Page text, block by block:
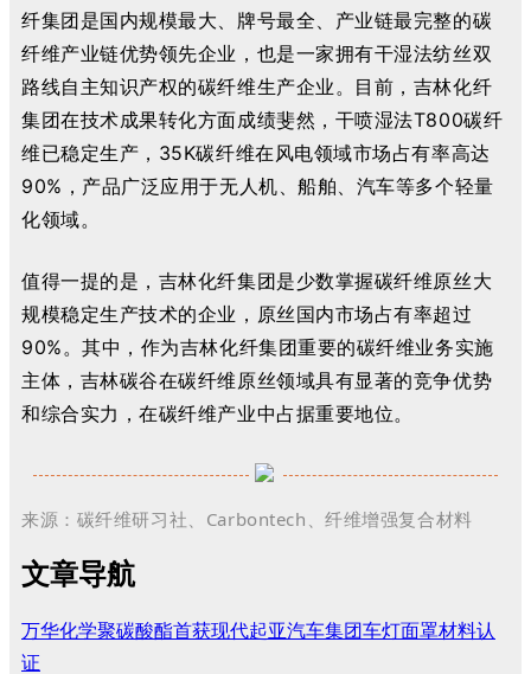
纤集团是国内规模最大、牌号最全、产业链最完整的碳
纤维产业链优势领先企业，也是一家拥有干湿法纺丝双
路线自主知识产权的碳纤维生产企业。目前，吉林化纤
集团在技术成果转化方面成绩斐然，干喷湿法T800碳纤
维已稳定生产，35K碳纤维在风电领域市场占有率高达
90%，产品广泛应用于无人机、船舶、汽车等多个轻量
化领域。
值得一提的是，吉林化纤集团是少数掌握碳纤维原丝大
规模稳定生产技术的企业，原丝国内市场占有率超过
90%。其中，作为吉林化纤集团重要的碳纤维业务实施
主体，吉林碳谷在碳纤维原丝领域具有显著的竞争优势
和综合实力，在碳纤维产业中占据重要地位。
来源：碳纤维研习社、Carbontech、纤维增强复合材料
文章导航
万华化学聚碳酸酯首获现代起亚汽车集团车灯面罩材料认
证